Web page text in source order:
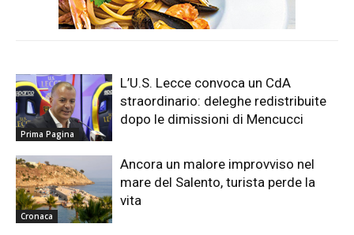
Prima Pagina
L’U.S. Lecce convoca un CdA
straordinario: deleghe redistribuite
dopo le dimissioni di Mencucci
Cronaca
Ancora un malore improvviso nel
mare del Salento, turista perde la
vita